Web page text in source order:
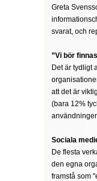
Greta
svarat, och
”Vi bör
Det är tydligt
att det är
(bara 12%
Sociala
De flesta
den egna
framstå som